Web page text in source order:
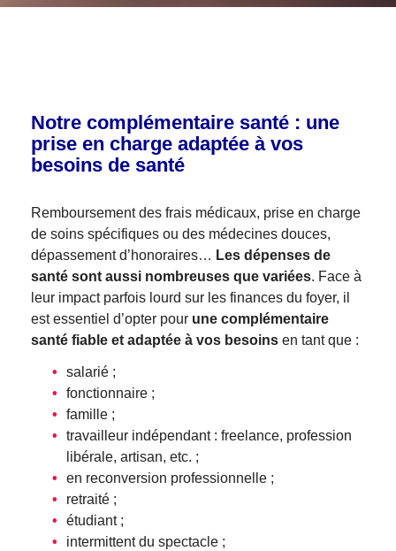
Notre complémentaire santé : une
prise en charge adaptée à vos
besoins de santé
Remboursement des frais médicaux, prise en charge
de soins spécifiques ou des médecines douces,
dépassement d’honoraires… Les dépenses de
santé sont aussi nombreuses que variées. Face à
leur impact parfois lourd sur les finances du foyer, il
est essentiel d’opter pour une complémentaire
santé fiable et adaptée à vos besoins en tant que :
salarié ;
fonctionnaire ;
famille ;
travailleur indépendant : freelance, profession
libérale, artisan, etc. ;
en reconversion professionnelle ;
retraité ;
étudiant ;
intermittent du spectacle ;